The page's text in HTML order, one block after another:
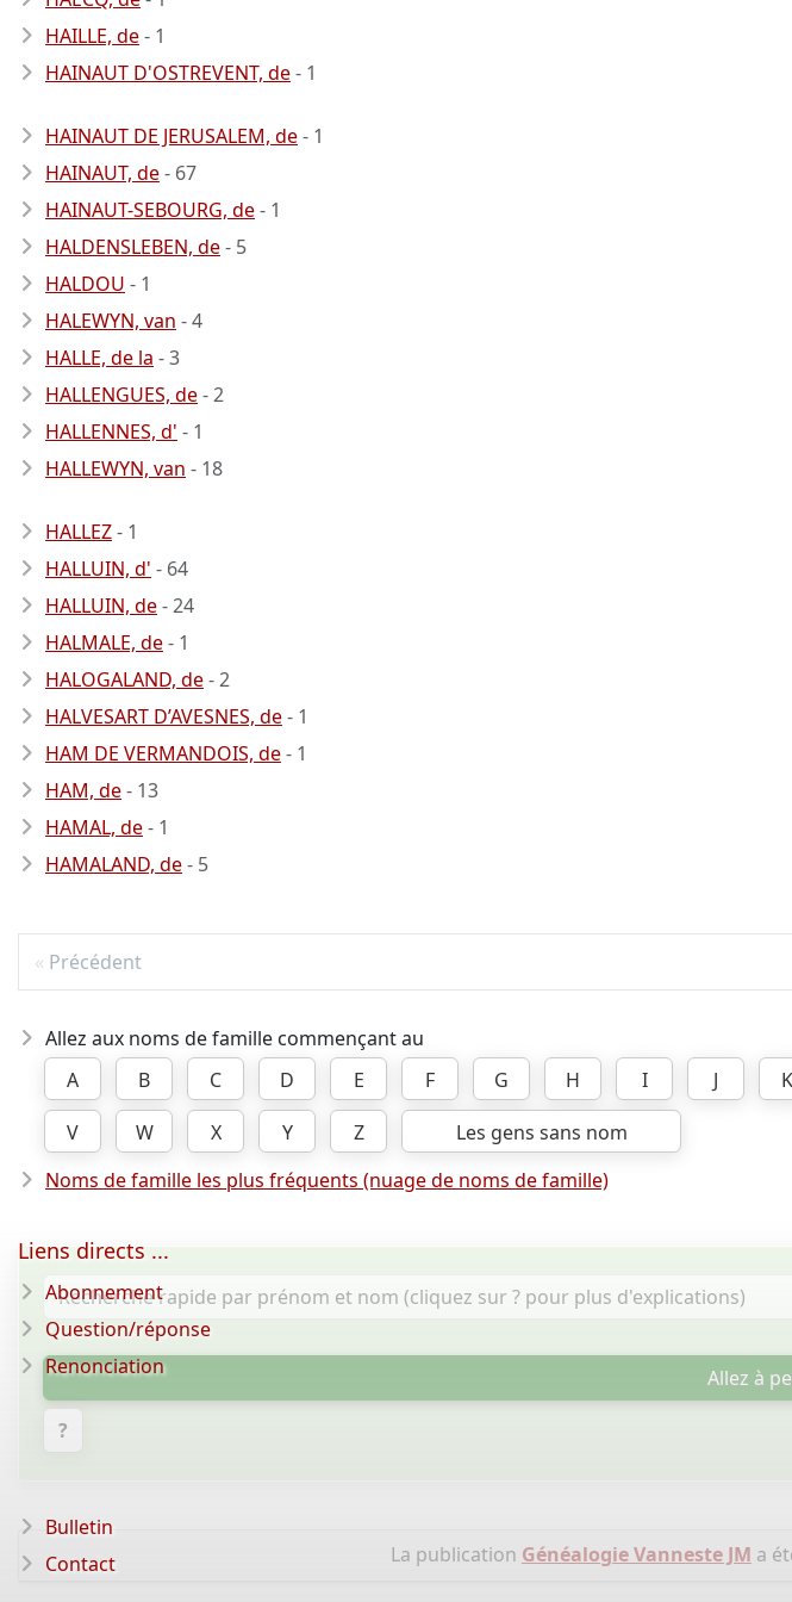
HAILLE, de- 1
HAINAUT D'OSTREVENT, de- 1
HAINAUT DE JERUSALEM, de- 1
HAINAUT, de- 67
HAINAUT-SEBOURG, de- 1
HALDENSLEBEN, de- 5
HALDOU - 1
HALEWYN, van - 4
HALLE, de la - 3
HALLENGUES, de- 2
HALLENNES, d' - 1
HALLEWYN, van - 18
HALLEZ- 1
HALLUIN, d' - 64
HALLUIN, de- 24
HALMALE, de- 1
HALOGALAND, de- 2
HALVESART D’AVESNES, de- 1
HAM DE VERMANDOIS, de- 1
HAM, de- 13
HAMAL, de- 1
HAMALAND, de- 5
Précédent
Allez aux noms de famille commençant au
A
B C D E F G H I J K
V
W X Y Z
Les gens sans nom
Noms de famille les plus fréquents (nuage de noms de famille)
Allez à
?
La publication Généalogie Vanneste JM a
Liens directs ...
Abonnement
Question/réponse
Renonciation
Bulletin
Contact